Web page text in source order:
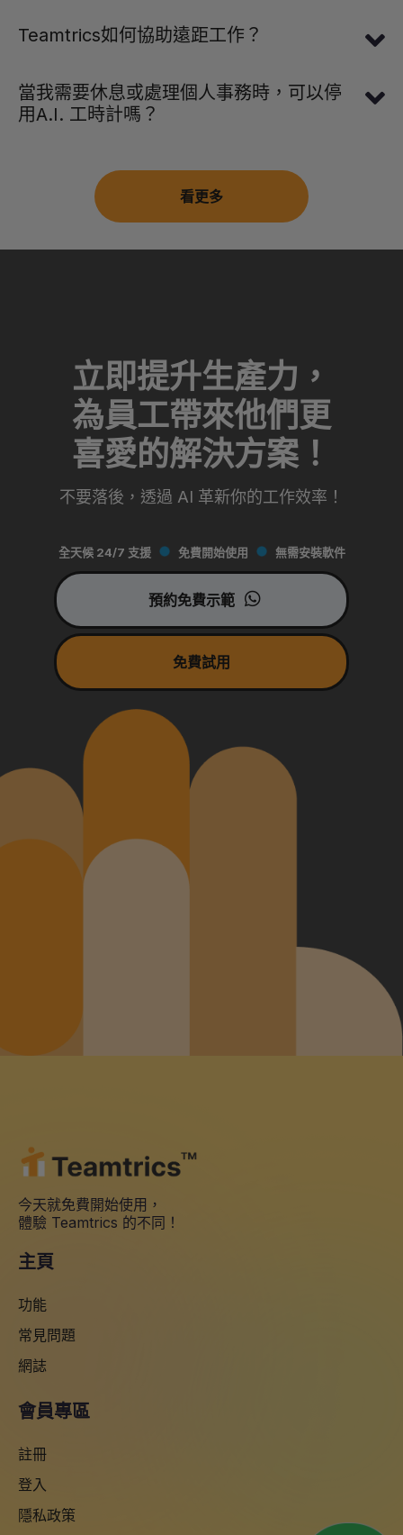
Teamtrics如何協助遠距工作？
當我需要休息或處理個人事務時，可以停
用A.I. 工時計嗎？
看更多
立即提升生產力，
為員工帶來他們更
喜愛的解決方案！
不要落後，透過 AI 革新你的工作效率！
全天候 24/7 支援 免費開始使用 無需安裝軟件
預約免費示範
免費試用
今天就免費開始使用，
體驗 Teamtrics 的不同！
主頁
功能
常見問題
網誌
會員專區
註冊
登入
隱私政策